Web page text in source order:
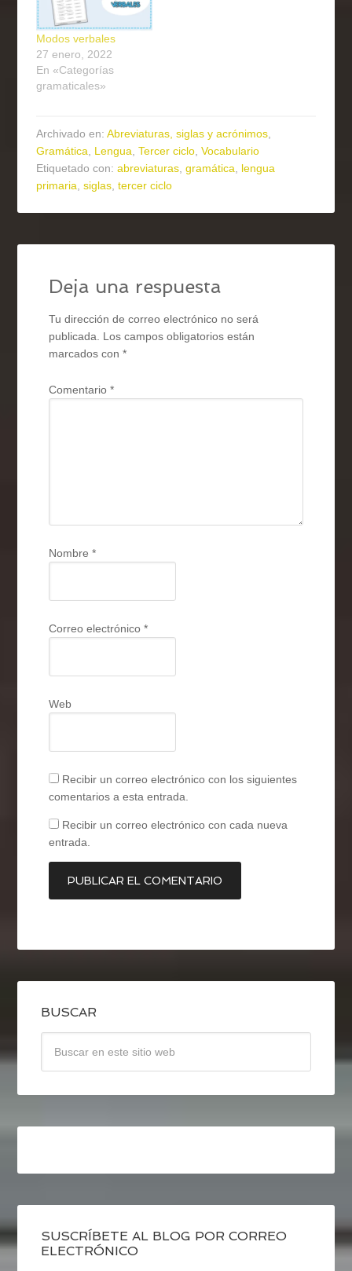
Modos verbales
27 enero, 2022
En «Categorías
gramaticales»
Archivado en:Abreviaturas, siglas y acrónimos,
Gramática, Lengua,Tercer ciclo,Vocabulario
Etiquetado con:abreviaturas,gramática, lengua
primaria,siglas,tercer ciclo
Deja una respuesta
Tu dirección de correo electrónico no será
publicada. Los campos obligatorios están
marcados con*
Comentario*
Nombre*
Correo electrónico*
Web
Recibir un correo electrónico con los siguientes
comentarios a esta entrada.
Recibir un correo electrónico con cada nueva
entrada.
BUSCAR
SUSCRÍBETE AL BLOG POR CORREO
ELECTRÓNICO